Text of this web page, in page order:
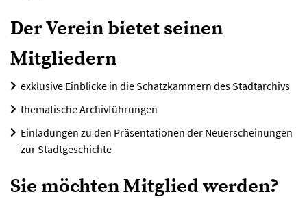
Der Verein bietet seinen
Mitgliedern
exklusive Einblicke in die Schatzkammern des Stadtarchivs
thematische Archivführungen
Einladungen zu den Präsentationen der Neuerscheinungen
zur Stadtgeschichte
Sie möchten Mitglied werden?